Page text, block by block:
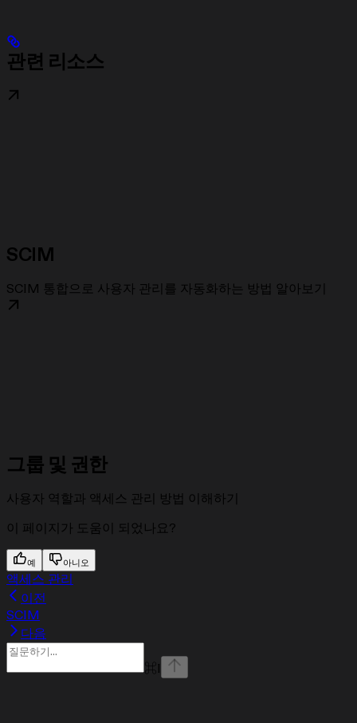
관련 리소스
SCIM
SCIM 통합으로 사용자 관리를 자동화하는 방법 알아보기
그룹 및 권한
사용자 역할과 액세스 관리 방법 이해하기
이 페이지가 도움이 되었나요?
예 아니오
액세스 관리
이전
SCIM
다음
I